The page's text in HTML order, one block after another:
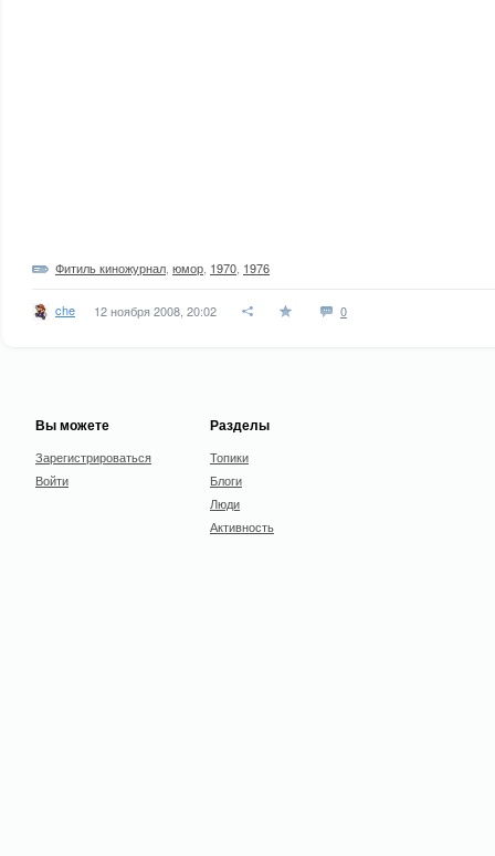
Фитиль киножурнал юмор 1970 1976
che 12 ноября 2008, 20:02 0
Вы можете
Зарегистрироваться
Войти
Разделы
Топики
Блоги
Люди
Активность